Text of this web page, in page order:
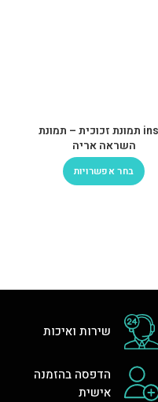
ins-5 תמונת זכוכית – תמונת
השראה אריה
בחר אפשרויות
שירות ואיכות
הדפסה בהזמנה
אישית